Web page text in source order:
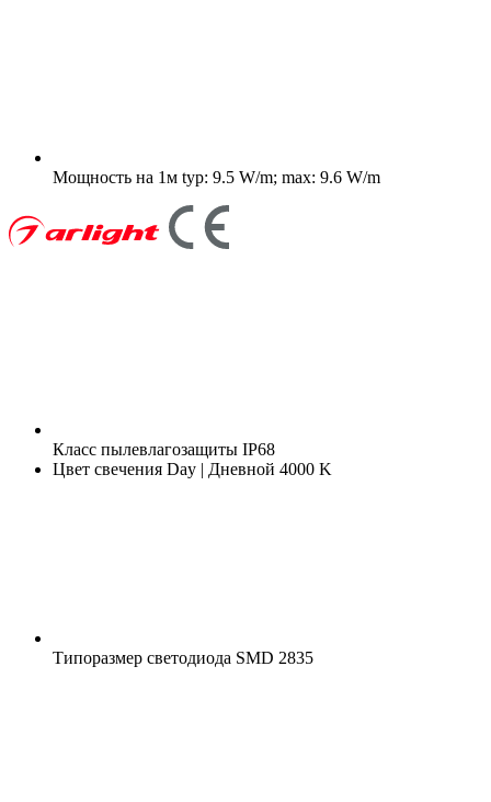
Мощность на 1м typ: 9.5 W/m; max: 9.6 W/m
Класс пылевлагозащиты IP68
Цвет свечения Day | Дневной 4000 K
Типоразмер светодиода SMD 2835